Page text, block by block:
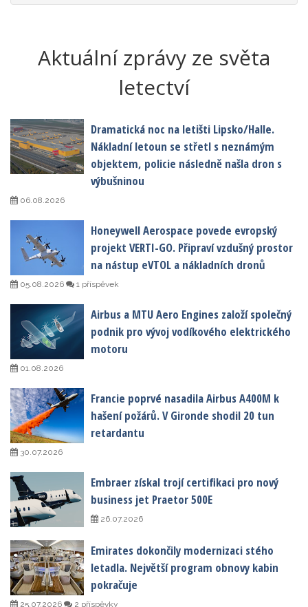
Aktuální zprávy ze světa
letectví
Dramatická noc na letišti Lipsko/Halle.
Nákladní letoun se střetl s neznámým
objektem, policie následně našla dron s
výbušninou
06.08.2026
Honeywell Aerospace povede evropský
projekt VERTI-GO. Připraví vzdušný prostor
na nástup eVTOL a nákladních dronů
05.08.2026 1 příspěvek
Airbus a MTU Aero Engines založí společný
podnik pro vývoj vodíkového elektrického
motoru
01.08.2026
Francie poprvé nasadila Airbus A400M k
hašení požárů. V Gironde shodil 20 tun
retardantu
30.07.2026
Embraer získal trojí certifikaci pro nový
business jet Praetor 500E
26.07.2026
Emirates dokončily modernizaci stého
letadla. Největší program obnovy kabin
pokračuje
25.07.2026 2 příspěvky